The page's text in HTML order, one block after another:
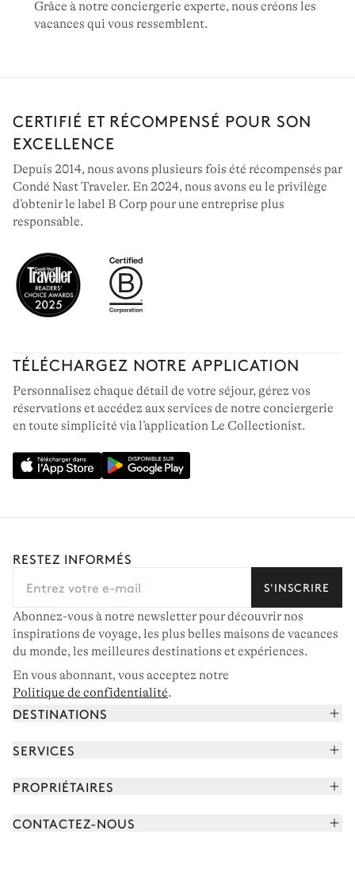
Grâce à notre conciergerie experte, nous créons les
vacances qui vous ressemblent.
CERTIFIÉ ET RÉCOMPENSÉ POUR SON
EXCELLENCE
Depuis 2014, nous avons plusieurs fois été récompensés par
Condé Nast Traveler. En 2024, nous avons eu le privilège
d’obtenir le label B Corp pour une entreprise plus
responsable.
TÉLÉCHARGEZ NOTRE APPLICATION
Personnalisez chaque détail de votre séjour, gérez vos
réservations et accédez aux services de notre conciergerie
en toute simplicité via l’application Le Collectionist.
RESTEZ INFORMÉS
S'INSCRIRE
Abonnez-vous à notre newsletter pour découvrir nos
inspirations de voyage, les plus belles maisons de vacances
du monde, les meilleures destinations et expériences.
En vous abonnant, vous acceptez notre
Politique de confidentialité.
DESTINATIONS
Corse
Cap Ferret
SERVICES
Réserver vos vacances
Rencontrer votre concierge
PROPRIÉTAIRES
CONTACTEZ-NOUS